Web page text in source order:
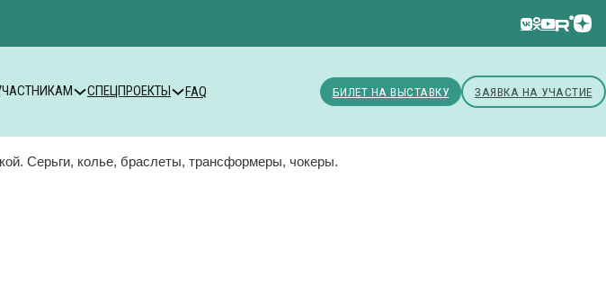
СПЕЦПРОЕКТЫ FAQ БИЛЕТ НА ВЫСТАВКУ ЗАЯВКА НА УЧАСТИЕ
Серьги, колье, браслеты, трансформеры, чокеры.